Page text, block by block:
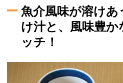
魚介風味が溶け
け汁と、風味豊
ッチ！